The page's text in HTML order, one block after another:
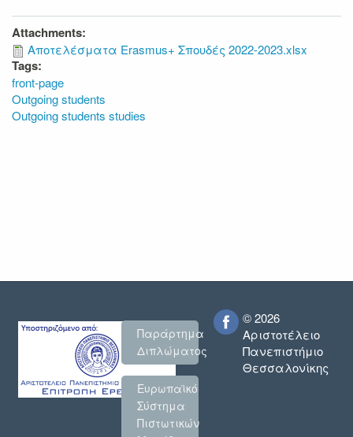
Attachments:
Αποτελέσματα Erasmus+ Σπουδές 2022-2023.xlsx
Tags:
front-page
Outgoing students
Outgoing students studies
Παράρτημα
Διπλώματος
Ευρωπαϊκό
Σύστημα
Πιστωτικών
© 2026
Αριστοτέλειο
Πανεπιστήμιο
Θεσσαλονίκης